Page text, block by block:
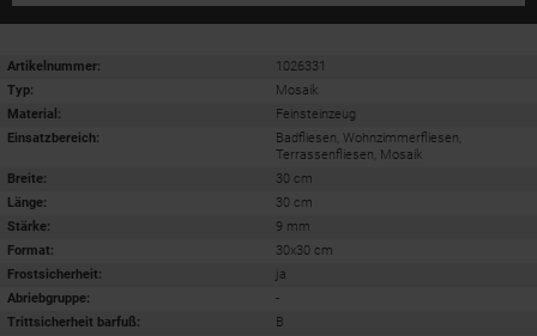
Artikelnummer:
1026331
Typ:
Mosaik
Material:
Feinsteinzeug
Einsatzbereich:
Badfliesen, Wohnzimmerfliesen,
Terrassenfliesen, Mosaik
Breite:
30 cm
Länge:
30 cm
Stärke:
9 mm
Format:
30x30 cm
Frostsicherheit:
ja
Abriebgruppe:
-
Trittsicherheit barfuß:
B